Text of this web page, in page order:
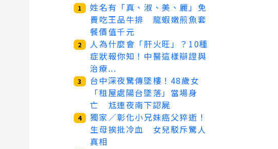
1
姓名有「真、淑、美、麗」免
費吃王品牛排 龍蝦嫩煎魚套
餐價值千元
2
人為什麼會「肝火旺」？10種
症狀報你知！中醫這樣辯證與
治療...
3
台中深夜驚傳墜樓！48歲女
「租屋處陽台墜落」當場身
亡 尪連夜南下認屍
4
獨家／彰化小兄妹癌父猝逝！
生母挨批冷血 女兒駁斥驚人
真相